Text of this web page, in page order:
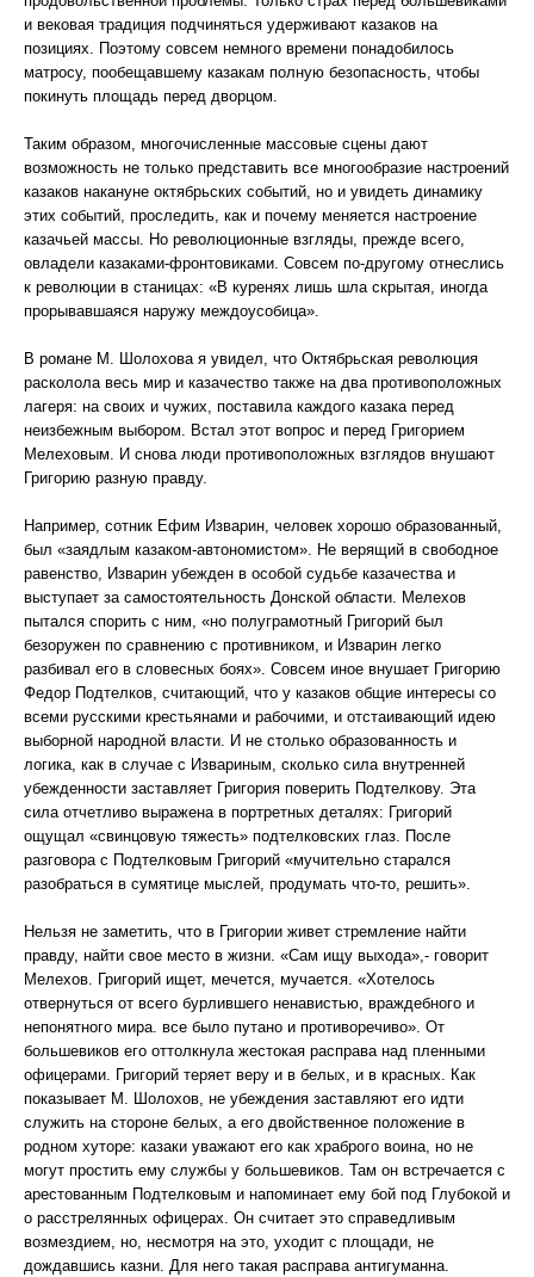
и вековая традиция подчиняться удерживают казаков на
позициях. Поэтому совсем немного времени понадобилось
матросу, пообещавшему казакам полную безопасность, чтобы
покинуть площадь перед дворцом.
Таким образом, многочисленные массовые сцены дают
возможность не только представить все многообразие настроений
казаков накануне октябрьских событий, но и увидеть динамику
этих событий, проследить, как и почему меняется настроение
казачьей массы. Но революционные взгляды, прежде всего,
овладели казаками-фронтовиками. Совсем по-другому отнеслись
к революции в станицах: «В куренях лишь шла скрытая, иногда
прорывавшаяся наружу междоусобица».
В романе М. Шолохова я увидел, что Октябрьская революция
расколола весь мир и казачество также на два противоположных
лагеря: на своих и чужих, поставила каждого казака перед
неизбежным выбором. Встал этот вопрос и перед Григорием
Мелеховым. И снова люди противоположных взглядов внушают
Григорию разную правду.
Например, сотник Ефим Изварин, человек хорошо образованный,
был «заядлым казаком-автономистом». Не верящий в свободное
равенство, Изварин убежден в особой судьбе казачества и
выступает за самостоятельность Донской области. Мелехов
пытался спорить с ним, «но полуграмотный Григорий был
безоружен по сравнению с противником, и Изварин легко
разбивал его в словесных боях». Совсем иное внушает Григорию
Федор Подтелков, считающий, что у казаков общие интересы со
всеми русскими крестьянами и рабочими, и отстаивающий идею
выборной народной власти. И не столько образованность и
логика, как в случае с Извариным, сколько сила внутренней
убежденности заставляет Григория поверить Подтелкову. Эта
сила отчетливо выражена в портретных деталях: Григорий
ощущал «свинцовую тяжесть» подтелковских глаз. После
разговора с Подтелковым Григорий «мучительно старался
разобраться в сумятице мыслей, продумать что-то, решить».
Нельзя не заметить, что в Григории живет стремление найти
правду, найти свое место в жизни. «Сам ищу выхода»,- говорит
Мелехов. Григорий ищет, мечется, мучается. «Хотелось
отвернуться от всего бурлившего ненавистью, враждебного и
непонятного мира. все было путано и противоречиво». От
большевиков его оттолкнула жестокая расправа над пленными
офицерами. Григорий теряет веру и в белых, и в красных. Как
показывает М. Шолохов, не убеждения заставляют его идти
служить на стороне белых, а его двойственное положение в
родном хуторе: казаки уважают его как храброго воина, но не
могут простить ему службы у большевиков. Там он встречается с
арестованным Подтелковым и напоминает ему бой под Глубокой и
о расстрелянных офицерах. Он считает это справедливым
возмездием, но, несмотря на это, уходит с площади, не
дождавшись казни. Для него такая расправа антигуманна.